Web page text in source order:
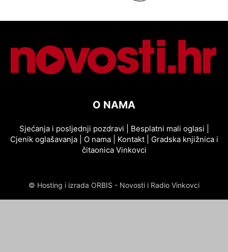
O NAMA
Sjećanja i posljednji pozdravi Besplatni mali oglasi
Cjenik oglašavanja| O nama| Kontakt| Gradska knjižnica i
čitaonica Vinkovci
© Hosting i izrada ORBIS - Novosti i Radio Vinkovci